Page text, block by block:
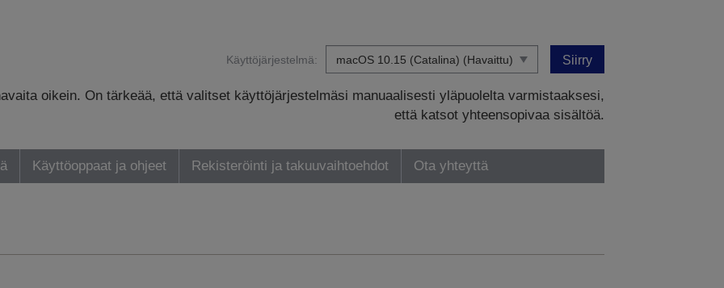
Käyttöjärjestelmä: Siirry
oikein. On tärkeää, että valitset käyttöjärjestelmäsi manuaalisesti yläpuolelta varmistaaksesi,
että katsot yhteensopivaa sisältöä.
Käyttöoppaat ja ohjeet Rekisteröinti ja takuuvaihtoehdot Ota yhteyttä